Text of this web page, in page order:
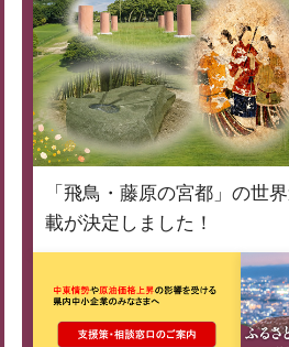
「飛鳥・藤原の宮都」の世
載が決定しました！